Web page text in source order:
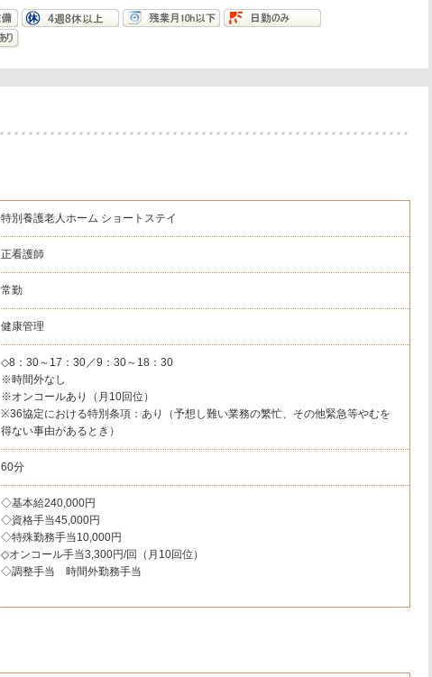
特別養護老人ホーム ショートステイ
正看護師
常勤
健康管理
◇8：30～17：30／9：30～18：30
※時間外なし
※オンコールあり（月10回位）
※36協定における特別条項：あり（予想し難い業務の繁忙、その他緊急等やむを
得ない事由があるとき）
60分
◇基本給240,000円
◇資格手当45,000円
◇特殊勤務手当10,000円
◇オンコール手当3,300円/回（月10回位）
◇調整手当 時間外勤務手当